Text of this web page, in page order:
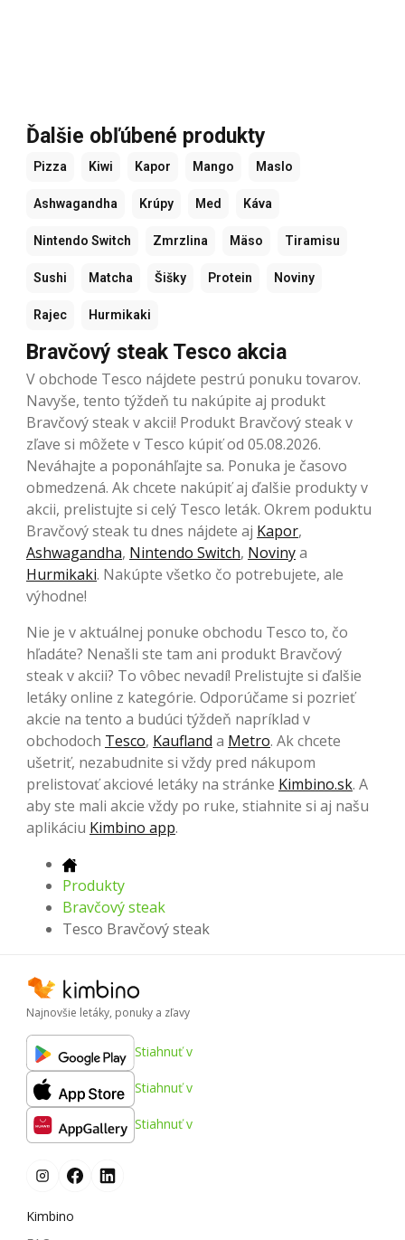
Ďalšie obľúbené produkty
Pizza Kiwi Kapor Mango Maslo
Ashwagandha Krúpy Med Káva
Nintendo Switch Zmrzlina Mäso Tiramisu
Sushi Matcha Šišky Protein Noviny
Rajec Hurmikaki
Bravčový steak Tesco akcia
V obchode Tesco nájdete pestrú ponuku tovarov.
Navyše, tento týždeň tu nakúpite aj produkt
Bravčový steak v akcii! Produkt Bravčový steak v
zľave si môžete v Tesco kúpiť od 05.08.2026.
Neváhajte a poponáhľajte sa. Ponuka je časovo
obmedzená. Ak chcete nakúpiť aj ďalšie produkty v
akcii, prelistujte si celý Tesco leták. Okrem poduktu
Bravčový steak tu dnes nájdete aj Kapor,
Ashwagandha, Nintendo Switch, Novinya
Hurmikaki. Nakúpte všetko čo potrebujete, ale
výhodne!
Nie je v aktuálnej ponuke obchodu Tesco to, čo
hľadáte? Nenašli ste tam ani produkt Bravčový
steak v akcii? To vôbec nevadí! Prelistujte si ďalšie
letáky online z kategórie. Odporúčame si pozrieť
akcie na tento a budúci týždeň napríklad v
obchodoch Tesco, Kaufland a Metro. Ak chcete
ušetriť, nezabudnite si vždy pred nákupom
prelistovať akciové letáky na stránke Kimbino.sk. A
aby ste mali akcie vždy po ruke, stiahnite si aj našu
aplikáciu Kimbino app.
Produkty
Bravčový steak
Tesco Bravčový steak
Najnovšie letáky, ponuky a zľavy
Stiahnuť v
Stiahnuť v
Stiahnuť v
Kimbino